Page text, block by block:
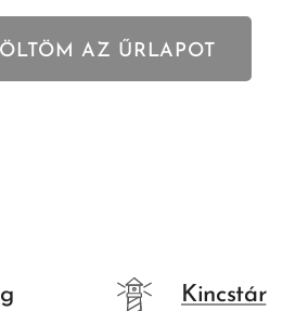
AZ ŰRLAPOT
Kincstár